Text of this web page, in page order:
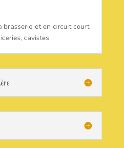
brasserie et en circuit court
cavistes